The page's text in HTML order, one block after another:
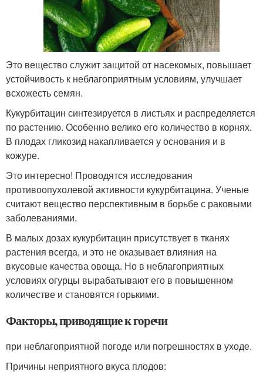
Это вещество служит защитой от насекомых, повышает
устойчивость к неблагоприятным условиям, улучшает
всхожесть семян.
Кукурбитацин синтезируется в листьях и распределяется
по растению. Особенно велико его количество в корнях.
В плодах гликозид накапливается у основания и в
кожуре.
Это интересно! Проводятся исследования
противоопухолевой активности кукурбитацина. Ученые
считают вещество перспективным в борьбе с раковыми
заболеваниями.
В малых дозах кукурбитацин присутствует в тканях
растения всегда, и это не оказывает влияния на
вкусовые качества овоща. Но в неблагоприятных
условиях огурцы вырабатывают его в повышенном
количестве и становятся горькими.
Факторы, приводящие к горечи
при неблагоприятной погоде или погрешностях в уходе.
Причины неприятного вкуса плодов: